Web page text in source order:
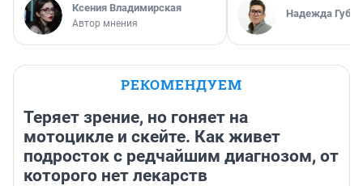
Ксения Владимирская
Автор мнения
Надежда
РЕКОМЕНДУЕМ
Теряет зрение, но гоняет на
мотоцикле и скейте. Как живет
подросток с редчайшим диагнозом, от
которого нет лекарств